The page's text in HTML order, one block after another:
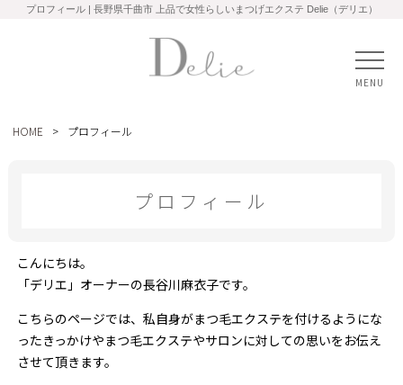
プロフィール | 長野県千曲市 上品で女性らしいまつげエクステ Delie（デリエ）
MENU
HOME > プロフィール
プロフィール
こんにちは。
「デリエ」オーナーの長谷川麻衣子です。
こちらのページでは、私自身がまつ毛エクステを付けるようにな
ったきっかけやまつ毛エクステやサロンに対しての思いをお伝え
させて頂きます。